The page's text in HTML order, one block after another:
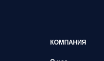
КОМПАНИЯ